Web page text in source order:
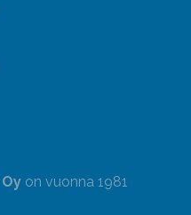
on vuonna 1981